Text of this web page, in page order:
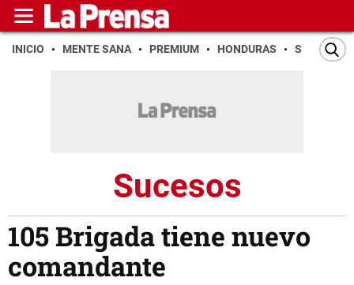
INICIO MENTE SANA PREMIUM HONDURAS SAN PEDRO
Sucesos
105 Brigada tiene nuevo
comandante